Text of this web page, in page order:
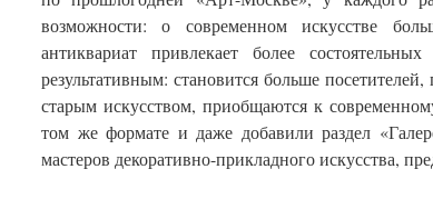
возможности: о современном искусстве
антиквариат привлекает более
результативным: становится больше
старым искусством, приобщаются к
том же формате и даже добавили раздел
мастеров декоративно-прикладного искусства,